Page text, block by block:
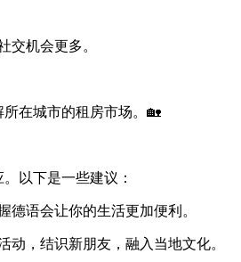
交机会更多。
在城市的租房市场。🏡
以下是一些建议：
德语会让你的生活更加便利。
动，结识新朋友，融入当地文化。